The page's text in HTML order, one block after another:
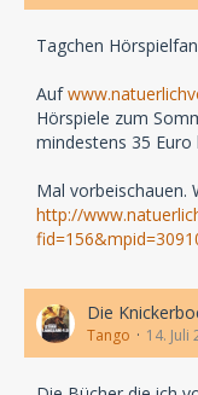
Tagchen
Auf
Hörspiele zum
mindestens 35
Mal vorbeischauen.
http://
Die
Tango 14. Juli